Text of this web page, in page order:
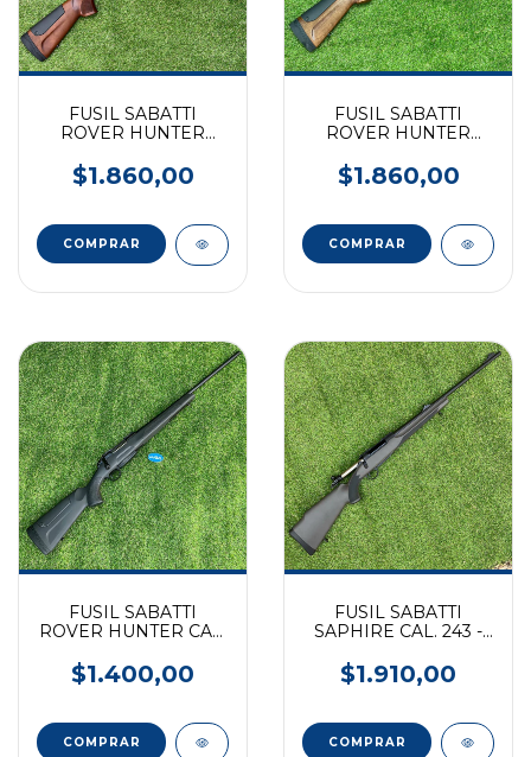
FUSIL SABATTI
ROVER HUNTER
$1.860,00
FUSIL SABATTI
ROVER HUNTER
$1.860,00
FUSIL SABATTI
ROVER HUNTER CAL.
$1.400,00
FUSIL SABATTI
SAPHIRE CAL. 243 -
$1.910,00